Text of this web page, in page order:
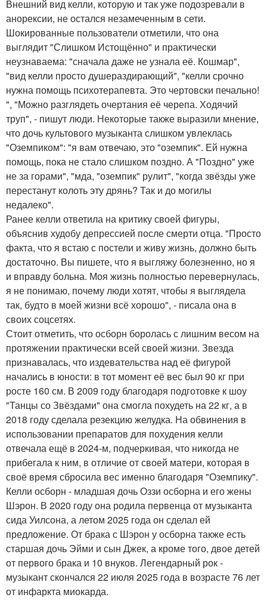
Внешний вид келли, которую и так уже подозревали в
анорексии, не остался незамеченным в сети.
Шокированные пользователи отметили, что она
выглядит "Слишком Истощённо" и практически
неузнаваема: "сначала даже не узнала её. Кошмар",
"вид келли просто душераздирающий", "келли срочно
нужна помощь психотерапевта. Это чертовски печально!
", "Можно разглядеть очертания её черепа. Ходячий
труп", - пишут люди. Некоторые также выразили мнение,
что дочь культового музыканта слишком увлеклась
"Оземпиком": "я вам отвечаю, это "оземпик". Ей нужна
помощь, пока не стало слишком поздно. А "Поздно" уже
не за горами", "мда, "оземпик" рулит", "когда звёзды уже
перестанут колоть эту дрянь? Так и до могилы
недалеко".
Ранее келли ответила на критику своей фигуры,
объяснив худобу депрессией после смерти отца. "Просто
факта, что я встаю с постели и живу жизнь, должно быть
достаточно. Вы пишете, что я выгляжу болезненно, но я
и вправду больна. Моя жизнь полностью перевернулась,
я не понимаю, почему люди хотят, чтобы я выглядела
так, будто в моей жизни всё хорошо", - писала она в
своих соцсетях.
Стоит отметить, что осборн боролась с лишним весом на
протяжении практически всей своей жизни. Звезда
признавалась, что издевательства над её фигурой
начались в юности: в тот момент её вес был 90 кг при
росте 160 см. В 2009 году благодаря подготовке к шоу
"Танцы со Звёздами" она смогла похудеть на 22 кг, а в
2018 году сделала резекцию желудка. На обвинения в
использовании препаратов для похудения келли
отвечала ещё в 2024-м, подчеркивая, что никогда не
прибегала к ним, в отличие от своей матери, которая в
своё время сбросила вес именно благодаря "Оземпику".
Келли осборн - младшая дочь Оззи осборна и его жены
Шэрон. В 2020 году она родила первенца от музыканта
сида Уилсона, а летом 2025 года он сделал ей
предложение. От брака с Шэрон у осборна также есть
старшая дочь Эйми и сын Джек, а кроме того, двое детей
от первого брака и 10 внуков. Легендарный рок -
музыкант скончался 22 июля 2025 года в возрасте 76 лет
от инфаркта миокарда.